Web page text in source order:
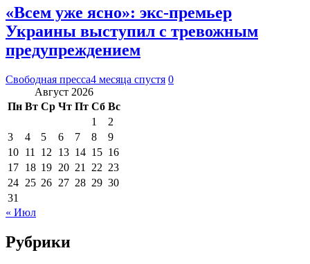
«Всем уже ясно»: экс-премьер
Украины выступил с тревожным
предупреждением
Свободная пресса4 месяца спустя 0
Август 2026
Пн Вт Ср Чт Пт Сб Вс
1
2
3
4 5 6 7 8
9
10 11 12 13 14 15 16
17 18 19 20 21 22 23
24 25 26 27 28 29 30
31
« Июл
Рубрики